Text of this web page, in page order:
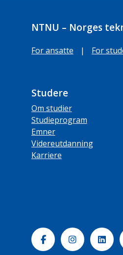
NTNU – Norges
For ansatte | For
Studere
Om studier
Studieprogram
Emner
Videreutdanning
Karriere
FacebookInstagram